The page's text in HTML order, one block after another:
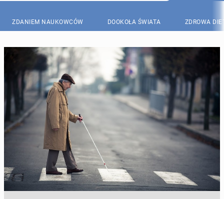
ZDANIEM NAUKOWCÓW DOOKOŁA ŚWIATA ZDROWA